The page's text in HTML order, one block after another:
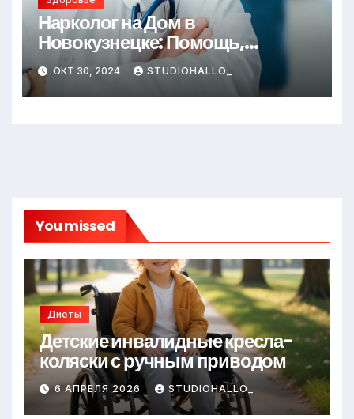
Нарколог на Дом в
Новокузнецке: Помощь,
Которая Всегда Рядом
ОКТ 30, 2024 STUDIOHALLO_
You missed
Диеты
Детские инвалидные кресла-
коляски с ручным приводом
6 АПРЕЛЯ 2026 STUDIOHALLO_